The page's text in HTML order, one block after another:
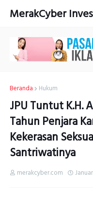
MerakCyber
Beranda Hukum
JPU Tuntut K.H.
Tahun Penjara
Kekerasan
Santriwatinya
merakcyber.com